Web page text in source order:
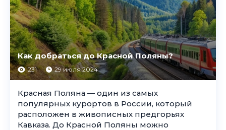
Как добраться до Красной Поляны?
231 29 июля 2024
Красная Поляна — один из самых
популярных курортов в России, который
расположен в живописных предгорьях
Кавказа. До Красной Поляны можно